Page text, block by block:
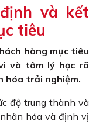
và kết
tiêu
hàng mục tiêu
và tâm lý học rõ
hóa trải nghiệm.
độ trung thành và
hóa và định vị